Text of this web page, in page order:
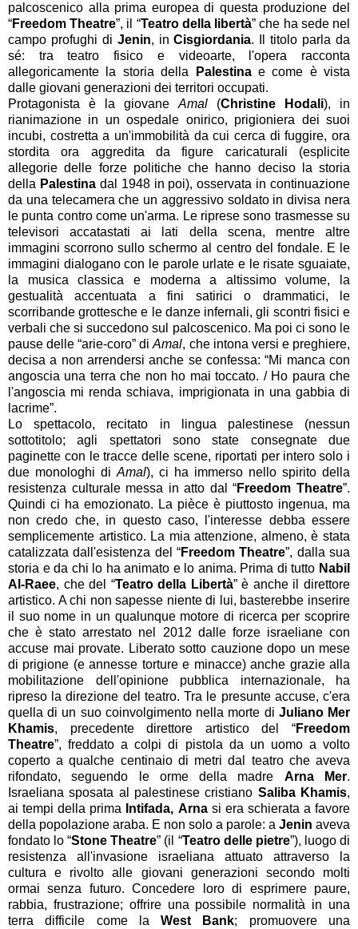
palcoscenico alla prima europea di questa produzione del
“Freedom Theatre”, il “Teatro della libertà” che ha sede nel
campo profughi di Jenin, inCisgiordania. Il titolo parla da
sé: tra teatro fisico e videoarte, l'opera racconta
allegoricamente la storia della
Palestina e come è vista
dalle giovani generazioni dei territori occupati.
Protagonista è la giovane Amal (Christine Hodali), in
rianimazione in un ospedale onirico, prigioniera dei suoi
incubi, costretta a un'immobilità da cui cerca di fuggire, ora
stordita ora aggredita da figure caricaturali (esplicite
allegorie delle forze politiche che hanno deciso la storia
della Palestina dal 1948 in poi), osservata in continuazione
da una telecamera che un aggressivo soldato in divisa nera
le punta contro come un'arma. Le riprese sono trasmesse su
televisori accatastati ai lati della scena, mentre altre
immagini scorrono sullo schermo al centro del fondale. E le
immagini dialogano con le parole urlate e le risate sguaiate,
la musica classica e moderna a altissimo volume, la
gestualità accentuata a fini satirici o drammatici, le
scorribande grottesche e le danze infernali, gli scontri fisici e
verbali che si succedono sul palcoscenico. Ma poi ci sono le
pause delle “arie-coro” diAmal, che intona versi e preghiere,
decisa a non arrendersi anche se confessa: “Mi manca con
angoscia una terra che non ho mai toccato. / Ho paura che
l'angoscia mi renda schiava, imprigionata in una gabbia di
lacrime”.
Lo spettacolo, recitato in lingua palestinese (nessun
sottotitolo; agli spettatori sono state consegnate due
paginette con le tracce delle scene, riportati per intero solo i
due monologhi di Amal), ci ha immerso nello spirito della
resistenza culturale messa in atto dal “Freedom Theatre”.
Quindi ci ha emozionato. La pièce è piuttosto ingenua, ma
non credo che, in questo caso, l'interesse debba essere
semplicemente artistico. La mia attenzione, almeno, è stata
catalizzata dall'esistenza del “Freedom Theatre”, dalla sua
storia e da chi lo ha animato e lo anima. Prima di tutto Nabil
Al-Raee, che del “Teatro della Libertà” è anche il direttore
artistico. A chi non sapesse niente di lui, basterebbe inserire
il suo nome in un qualunque motore di ricerca per scoprire
che è stato arrestato nel 2012 dalle forze israeliane con
accuse mai provate. Liberato sotto cauzione dopo un mese
di prigione (e annesse torture e minacce) anche grazie alla
mobilitazione dell'opinione pubblica internazionale, ha
ripreso la direzione del teatro. Tra le presunte accuse, c'era
quella di un suo coinvolgimento nella morte di Juliano Mer
Khamis, precedente direttore artistico del “Freedom
Theatre”, freddato a colpi di pistola da un uomo a volto
coperto a qualche centinaio di metri dal teatro che aveva
rifondato, seguendo le orme della madre Arna Mer.
Israeliana sposata al palestinese cristiano Saliba Khamis,
ai tempi della prima
Intifada, Arna si era schierata a favore
della popolazione araba. E non solo a parole: a Jenin aveva
fondato lo “Stone Theatre” (il “Teatro delle pietre”), luogo di
resistenza all'invasione israeliana attuato attraverso la
cultura e rivolto alle giovani generazioni secondo molti
ormai senza futuro. Concedere loro di esprimere paure,
rabbia, frustrazione; offrire una possibile normalità in una
terra difficile come laWest Bank; promuovere una